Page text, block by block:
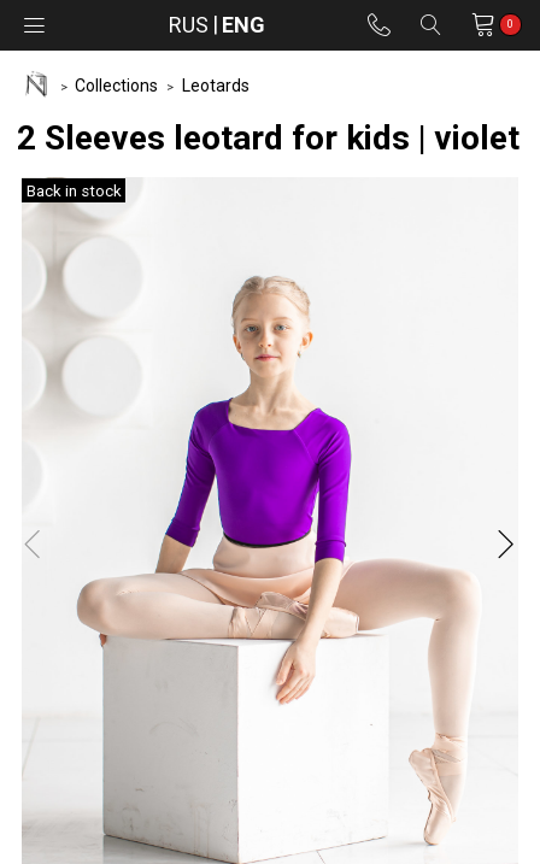
RUS ENG 0
Collections Leotards
2 Sleeves leotard for kids | violet
Back in stock